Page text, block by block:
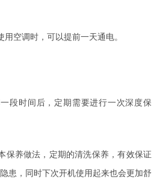
空调时，可以提前一天通电。
段时间后，定期需要进行一次深度保
保养做法，定期的清洗保养，有效保证
患，同时下次开机使用起来也会更加舒